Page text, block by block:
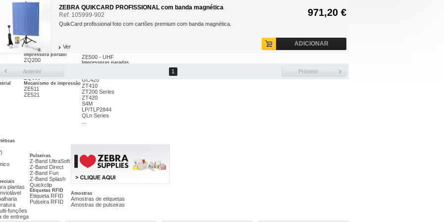
industrial
Impressora portátil
ZQ200
ZQ500
Mecanismo de impressão
ZE511
ZE521
Impressora RFID
ZE500 - UHF
Impressoras paradas
GC420
ZT410
ZT200 Series
ZT420
S4M
LP/TLP2844
QLn Series
plantas
funções
de entrega
Pulseiras
Z-Band UltraSoft
Z-Band Direct
Z-Band Fun
Z-Band Splash
Quickclip
Etiquetas RFID
Etiqueta RFID
Pulseira RFID
Amostras
Amostras de etiquetas
Amostras de pulseiras
ZEBRA QUIKCARD PROFISSIONAL com banda magnética
Ref. 105999-902
QuikCard profissional foto com cartões premium com banda magnética.
971,20 €
Ver ADICIONAR
Anterior 1 Próximo